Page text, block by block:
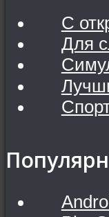
С
Для